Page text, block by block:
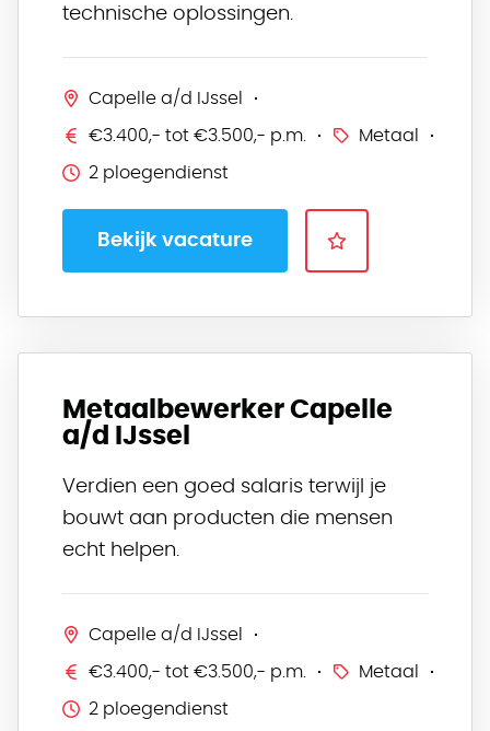
technische oplossingen.
Capelle a/d IJssel
€3.400,- tot €3.500,- p.m. Metaal
2 ploegendienst
Bekijk vacature
Metaalbewerker Capelle
a/d IJssel
Verdien een goed salaris terwijl je
bouwt aan producten die mensen
echt helpen.
Capelle a/d IJssel
€3.400,- tot €3.500,- p.m. Metaal
2 ploegendienst